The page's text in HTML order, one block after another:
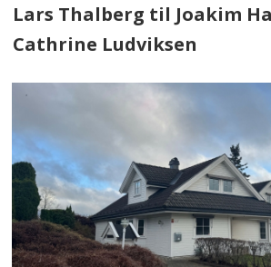
Lars Thalberg til Joakim
Cathrine Ludviksen